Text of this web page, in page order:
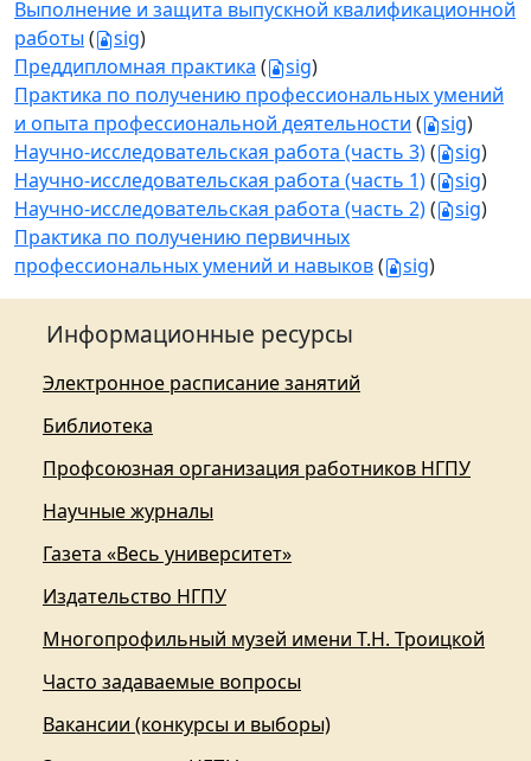
Выполнение и защита выпускной квалификационной
работы ( sig)
Преддипломная практика ( sig)
Практика по получению профессиональных умений
и опыта профессиональной деятельности ( sig)
Научно-исследовательская работа (часть 3)( sig)
Научно-исследовательская работа (часть 1)( sig)
Научно-исследовательская работа (часть 2)( sig)
Практика по получению первичных
профессиональных умений и навыков( sig)
Информационные ресурсы
Электронное расписание занятий
Библиотека
Профсоюзная организация работников НГПУ
Научные журналы
Газета «Весь университет»
Издательство НГПУ
Многопрофильный музей имени Т.Н. Троицкой
Часто задаваемые вопросы
Вакансии (конкурсы и выборы)